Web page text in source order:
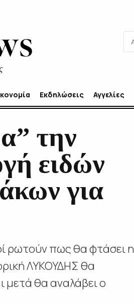
Εκδηλώσεις Αγγελίες
την
ειδών
για
ρωτούν πως θα φτάσει η
ΛΥΚΟΥΔΗΣ θα
μετά θα αναλάβει ο